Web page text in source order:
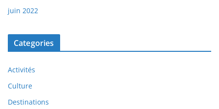
juin 2022
Categories
Activités
Culture
Destinations